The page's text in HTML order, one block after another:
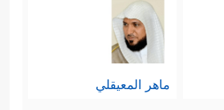
ماهر المعيقلي